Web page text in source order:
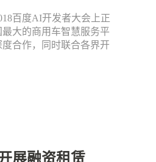
百度AI开发者大会上正
大的商用车智慧服务平
合作，同时联合各界开
展融资租赁